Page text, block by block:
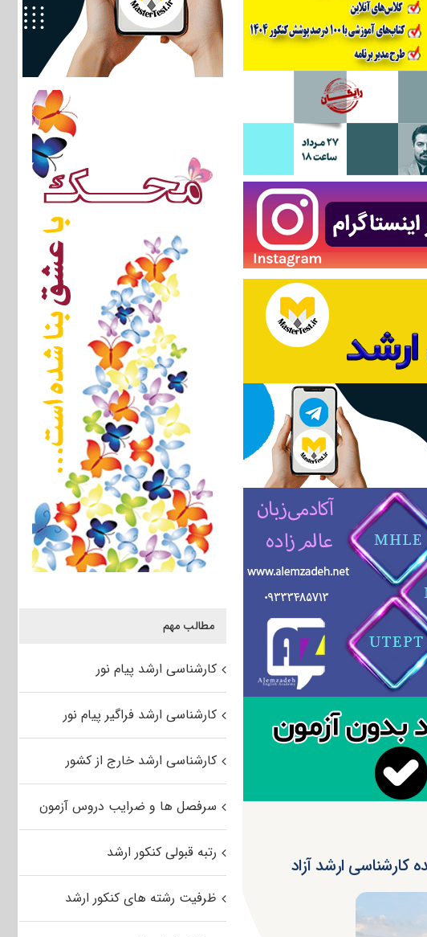
ارشد آزاد
مطالب مهم
کارشناسی ارشد پیام نور
کارشناسی ارشد فراگیر پیام نور
کارشناسی ارشد خارج از کشور
سرفصل ها و ضرایب دروس آزمون
رتبه قبولی کنکور ارشد
ظرفیت رشته های کنکور ارشد